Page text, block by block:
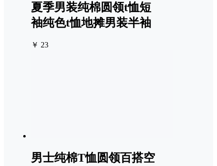
夏季男装纯棉圆领t恤短
袖纯色t恤地摊男装半袖
￥ 23
男士纯棉T恤圆领百搭空